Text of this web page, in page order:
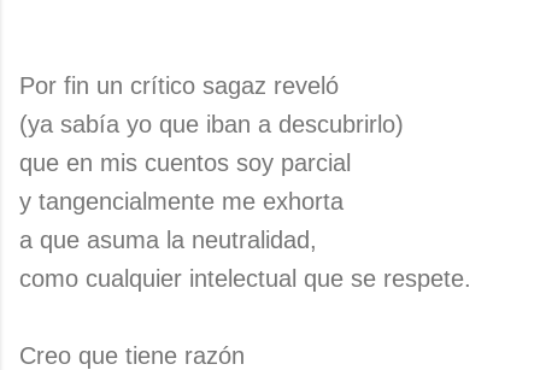
Por fin un crítico sagaz reveló
(ya sabía yo que iban a descubrirlo)
que en mis cuentos soy parcial
y tangencialmente me exhorta
a que asuma la neutralidad,
como cualquier intelectual que se respete.
Creo que tiene razón